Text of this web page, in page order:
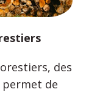
des
de